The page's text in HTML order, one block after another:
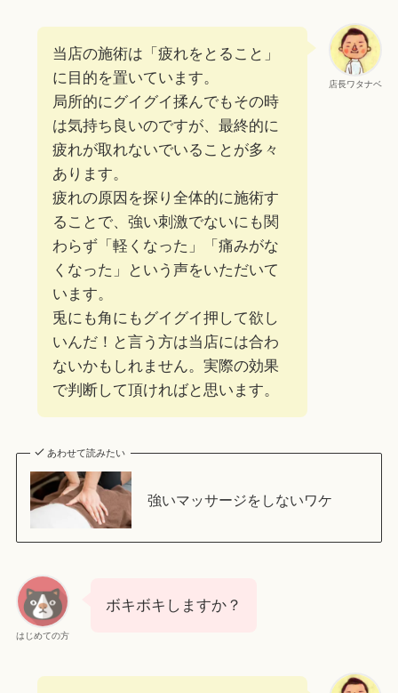
店長ワタナベ
当店の施術は「疲れをとること」
に目的を置いています。
局所的にグイグイ揉んでもその時
は気持ち良いのですが、最終的に
疲れが取れないでいることが多々
あります。
疲れの原因を探り全体的に施術す
ることで、強い刺激でないにも関
わらず「軽くなった」「痛みがな
くなった」という声をいただいて
います。
兎にも角にもグイグイ押して欲し
いんだ！と言う方は当店には合わ
ないかもしれません。実際の効果
で判断して頂ければと思います。
あわせて読みたい
強いマッサージをしないワケ
はじめての方
ボキボキしますか？